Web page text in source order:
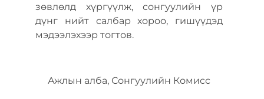
зөвлөлд хүргүүлж, сонгуулийн үр
дүнг нийт салбар хороо, гишүүдэд
мэдээлэхээр тогтов.
Ажлын алба, Сонгуулийн Комисс